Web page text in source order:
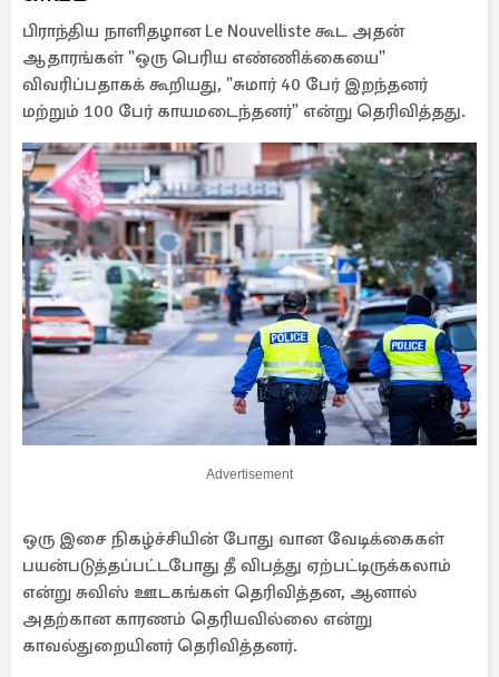
பிராந்திய நாளிதழான Le Nouvelliste கூட அதன்
ஆதாரங்கள் "ஒரு பெரிய எண்ணிக்கையை"
விவரிப்பதாகக் கூறியது, "சுமார் 40 பேர் இறந்தனர்
மற்றும் 100 பேர் காயமடைந்தனர்" என்று தெரிவித்தது.
Advertisement
ஒரு இசை நிகழ்ச்சியின் போது வான வேடிக்கைகள்
பயன்படுத்தப்பட்டபோது தீ விபத்து ஏற்பட்டிருக்கலாம்
என்று சுவிஸ் ஊடகங்கள் தெரிவித்தன, ஆனால்
அதற்கான காரணம் தெரியவில்லை என்று
காவல்துறையினர் தெரிவித்தனர்.